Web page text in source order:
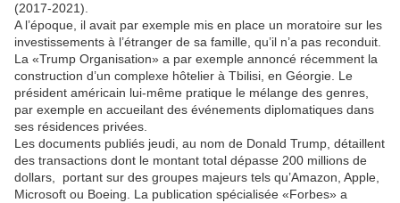
(2017-2021).
A l’époque, il avait par exemple mis en place un moratoire sur les
investissements à l’étranger de sa famille, qu’il n’a pas reconduit.
La «Trump Organisation» a par exemple annoncé récemment la
construction d’un complexe hôtelier à Tbilisi, en Géorgie. Le
président américain lui-même pratique le mélange des genres,
par exemple en accueilant des événements diplomatiques dans
ses résidences privées.
Les documents publiés jeudi, au nom de Donald Trump, détaillent
des transactions dont le montant total dépasse 200 millions de
dollars, portant sur des groupes majeurs tels qu’Amazon, Apple,
Microsoft ou Boeing. La publication spécialisée «Forbes» a